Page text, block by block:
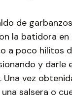
de
la batidora en
a poco hilitos
y darle
Una vez
salsera o